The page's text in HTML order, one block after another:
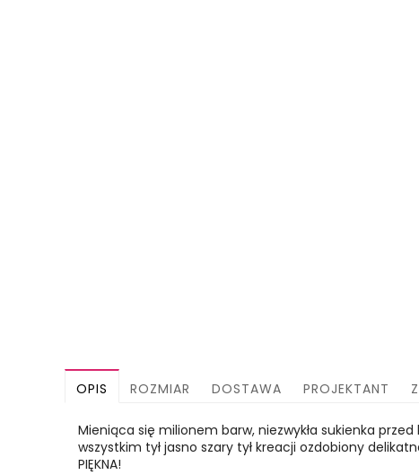
OPIS ROZMIAR DOSTAWA PROJEKTANT
Mieniąca się milionem barw, niezwykła sukienka
wszystkim tył jasno szary tył kreacji ozdobiony
PIĘKNA!